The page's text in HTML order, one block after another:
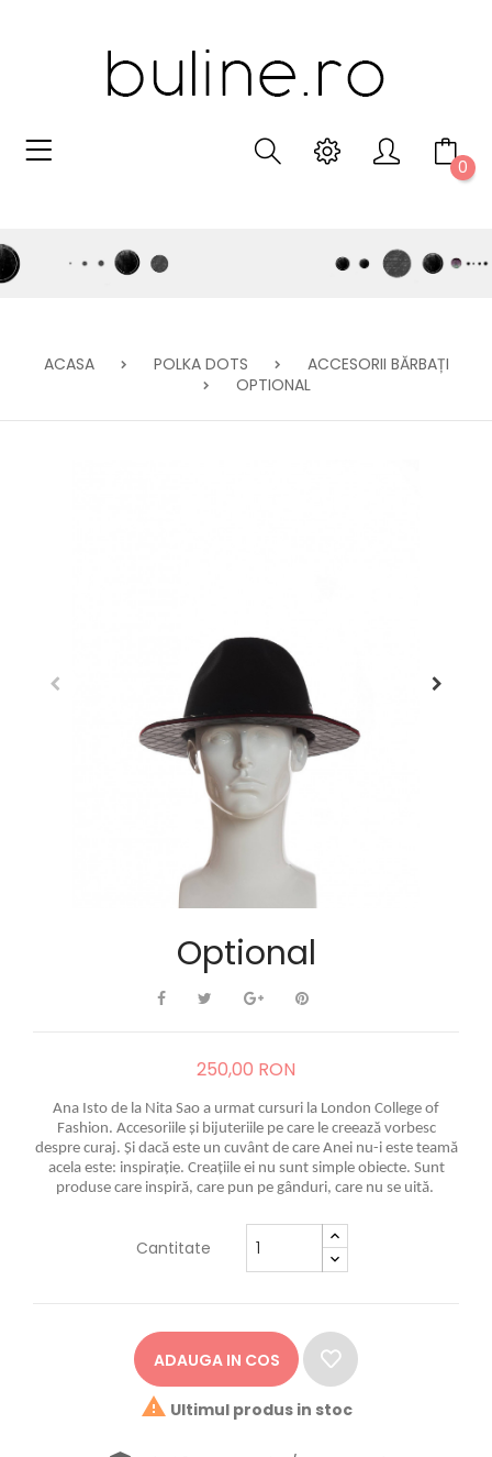
0
ACASA POLKA DOTS
ACCESORII BĂRBAȚI
OPTIONAL
Optional
250,00 RON
Ana Isto de la Nita Sao a urmat cursuri la London College of
Fashion. Accesoriile și bijuteriile pe care le creează vorbesc
despre curaj. Și dacă este un cuvânt de care Anei nu-i este teamă
acela este: inspirație. Creațiile ei nu sunt simple obiecte. Sunt
produse care inspiră, care pun pe gânduri, care nu se uită.
Cantitate
ADAUGA IN COS
 Ultimul produs in stoc